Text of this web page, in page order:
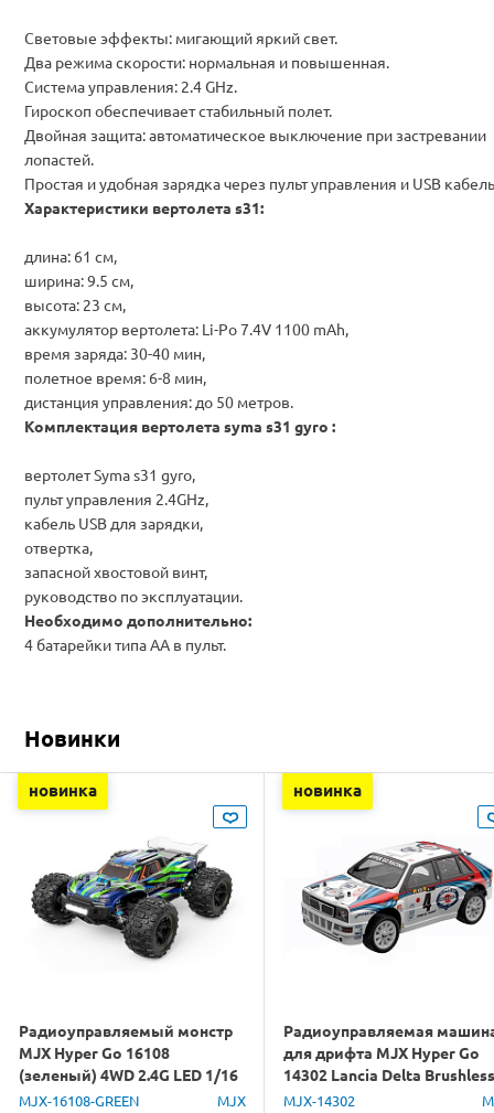
Световые эффекты: мигающий яркий свет.
Два режима скорости: нормальная и повышенная.
Система управления: 2.4 GHz.
Гироскоп обеспечивает стабильный полет.
Двойная защита: автоматическое выключение при застревании
лопастей.
Простая и удобная зарядка через пульт управления и USB
Характеристики вертолета s31:
длина: 61 см,
ширина: 9.5 см,
высота: 23 см,
аккумулятор вертолета: Li-Po 7.4V 1100 mAh,
время заряда: 30-40 мин,
полетное время: 6-8 мин,
дистанция управления: до 50 метров.
Комплектация вертолета syma s31 gyro :
вертолет Syma s31 gyro,
пульт управления 2.4GHz,
кабель USB для зарядки,
отвертка,
запасной хвостовой винт,
руководство по эксплуатации.
Необходимо дополнительно:
4 батарейки типа АА в пульт.
Новинки
новинка
Радиоуправляемый монстр
MJX Hyper Go 16108
(зеленый) 4WD 2.4G LED 1/16
RTR
MJX-16108-GREEN MJX
новинка
Радиоуправляемая
для дрифта MJX Hyper Go
14302 Lancia Delta Brushless
4WD 2.4G LED 1/14 RTR
MJX-14302